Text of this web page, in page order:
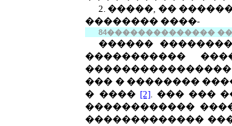
2. �����, ��
�������� ����-
84��������������
������
�����������
��� � ��������
� ���� [2]. ��� ���
������������
�������������